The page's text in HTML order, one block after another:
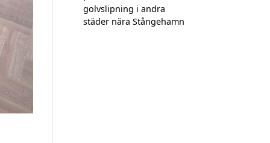
golvslipning i andra
städer nära Stångehamn